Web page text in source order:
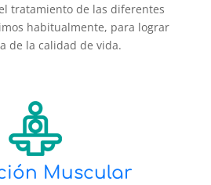
tratamiento de las diferentes
habitualmente, para lograr
de la calidad de vida.
Muscular